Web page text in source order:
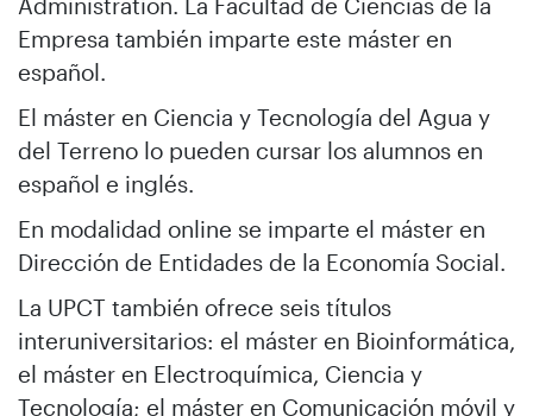
Empresa también imparte este máster en
español.
El máster en Ciencia y Tecnología del Agua y
del Terreno lo pueden cursar los alumnos en
español e inglés.
En modalidad online se imparte el máster en
Dirección de Entidades de la Economía Social.
La UPCT también ofrece seis títulos
interuniversitarios: el máster en Bioinformática,
el máster en Electroquímica, Ciencia y
Tecnología; el máster en Comunicación móvil y